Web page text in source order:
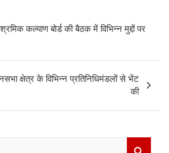
कल्याण बोर्ड की बैठक में विभिन्न मुद्दों पर
क्षेत्र के विभिन्न प्रतिनिधिमंडलों से भेंट
की